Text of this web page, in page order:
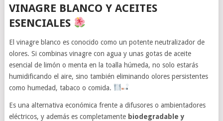
VINAGRE BLANCO Y ACEITES
ESENCIALES
El vinagre blanco es conocido como un potente neutralizador de
olores. Si combinas vinagre con agua y unas gotas de aceite
esencial de limón o menta en la toalla húmeda, no solo estarás
humidificando el aire, sino también eliminando olores persistentes
como humedad, tabaco o comida.
Es una alternativa económica frente a difusores o ambientadores
eléctricos, y además es completamente biodegradable y